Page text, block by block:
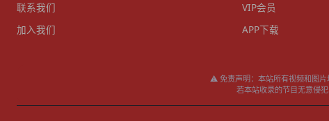
联系我们
加入我们
VIP会员
APP下载
⚠️ 免责声明：本站所有视频和图片
若本站收录的节目无意侵